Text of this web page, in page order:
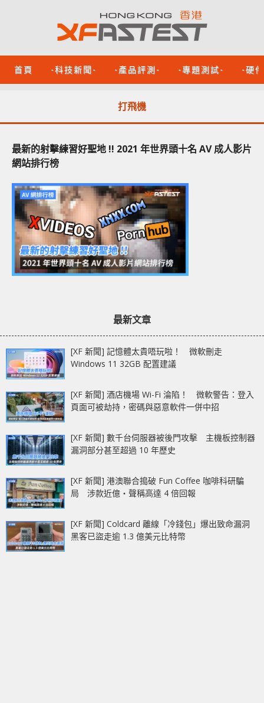
首頁 -科技新聞- -產品評測- -專題測試- -硬
打飛機
最新的射擊練習好聖地 !! 2021 年世界頭十名 AV 成人影片
網站排行榜
最新文章
[XF 新聞] 記憶體太貴唔玩啦！ 微軟刪走
Windows 11 32GB 配置建議
[XF 新聞] 酒店機場 Wi-Fi 淪陷！ 微軟警告：登入
頁面可被劫持，密碼與惡意軟件一併中招
[XF 新聞] 數千台伺服器被後門攻擊 主機板控制器
漏洞部分甚至超過 10 年歷史
[XF 新聞] 港澳聯合搗破 Fun Coffee 咖啡科研騙
局 涉款近億‧聲稱高達 4 倍回報
[XF 新聞] Coldcard 離線「冷錢包」爆出致命漏洞
黑客已盜走逾 1.3 億美元比特幣